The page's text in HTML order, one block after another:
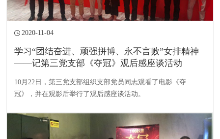
2020-11-04
学习“团结奋进、顽强拼博、永不言败”女排精神
——记第三党支部《夺冠》观后感座谈活动
10月22日，第三党支部组织支部党员同志观看了电影《夺
冠》，并在观影后举行了观后感座谈活动。